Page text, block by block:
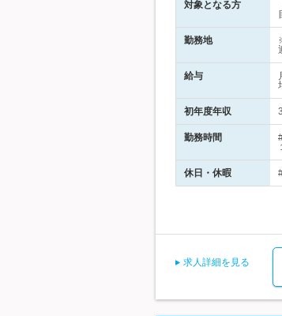
対象となる方
勤務地
給与
初年度年収
勤務時間
休日・休暇
求人詳細を見る